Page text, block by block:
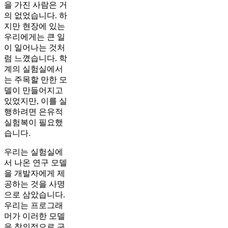
을 가진 사람은 거
의 없었습니다. 하
지만 현장에 있는
우리에게는 큰 일
이 일어나는 것처
럼 느꼈습니다. 학
계의 실험실에서
는 주목할 만한 모
델이 만들어지고
있었지만, 이를 실
행하려면 은유적
실험복이 필요했
습니다.
우리는 실험실에
서 나온 연구 모델
을 개발자에게 제
공하는 것을 사명
으로 삼았습니다.
우리는 프로그래
머가 이러한 모델